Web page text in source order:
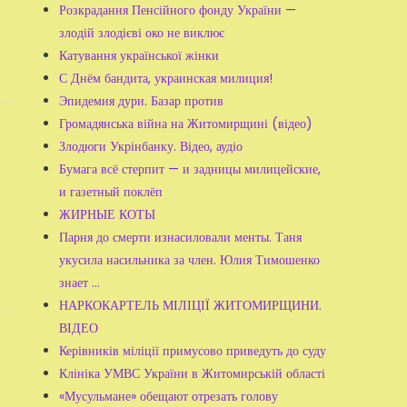
Розкрадання Пенсійного фонду України —
злодій злодієві око не виклює
Катування української жінки
С Днём бандита, украинская милиция!
Эпидемия дури. Базар против
Громадянська війна на Житомирщині (відео)
Злодюги Укрінбанку. Відео, аудіо
Бумага всё стерпит — и задницы милицейские,
и газетный поклёп
ЖИРНЫЕ КОТЫ
Парня до смерти изнасиловали менты. Таня
укусила насильника за член. Юлия Тимошенко
знает ...
НАРКОКАРТЕЛЬ МІЛІЦІЇ ЖИТОМИРЩИНИ.
ВІДЕО
Керівників міліції примусово приведуть до суду
Клініка УМВС України в Житомирській області
«Мусульмане» обещают отрезать голову